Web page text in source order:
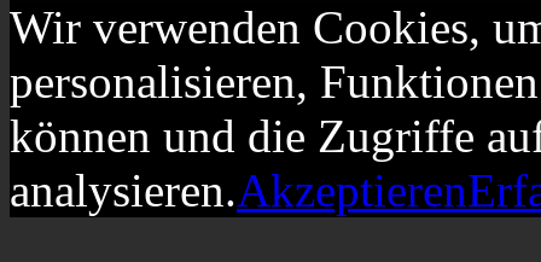
Wir verwenden Cookies,
personalisieren,
können und die Zugriffe
analysieren.Akzeptieren